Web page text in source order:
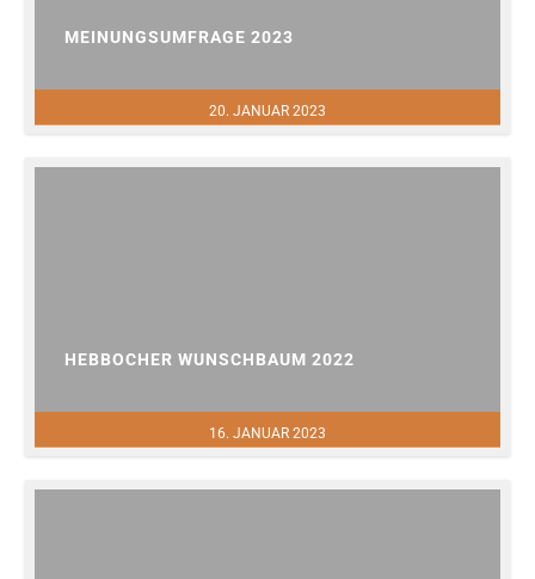
20. JANUAR 2023
MEINUNGSUMFRAGE 2023
16. JANUAR 2023
HEBBOCHER WUNSCHBAUM 2022